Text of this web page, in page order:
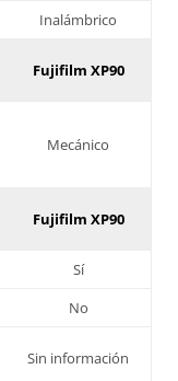
Inalámbrico
Fujifilm XP90
Mecánico
Fujifilm XP90
Sí
No
Sin información